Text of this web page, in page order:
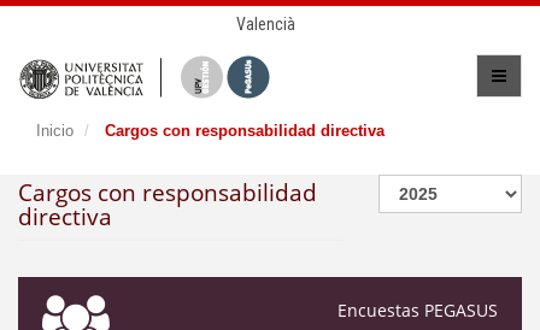
Valencià
Inicio Cargos con responsabilidad directiva
Cargos con responsabilidad
directiva
Encuestas PEGASUS